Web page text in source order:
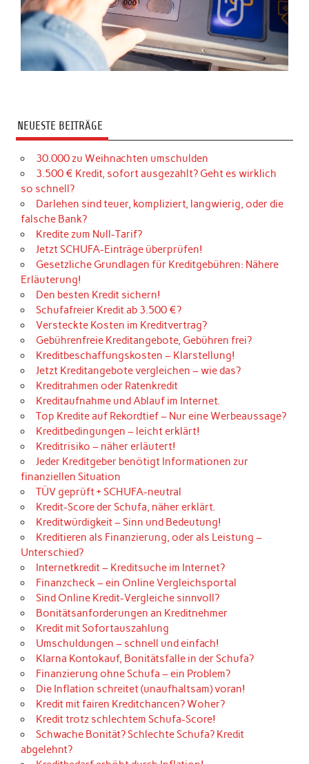
NEUESTE BEITRÄGE
30.000 zu Weihnachten umschulden
3.500 € Kredit, sofort ausgezahlt? Geht es wirklich
so schnell?
Darlehen sind teuer, kompliziert, langwierig, oder die
falsche Bank?
Kredite zum Null-Tarif?
Jetzt SCHUFA-Einträge überprüfen!
Gesetzliche Grundlagen für Kreditgebühren: Nähere
Erläuterung!
Den besten Kredit sichern!
Schufafreier Kredit ab 3.500 €?
Versteckte Kosten im Kreditvertrag?
Gebührenfreie Kreditangebote, Gebühren frei?
Kreditbeschaffungskosten – Klarstellung!
Jetzt Kreditangebote vergleichen – wie das?
Kreditrahmen oder Ratenkredit
Kreditaufnahme und Ablauf im Internet.
Top Kredite auf Rekordtief – Nur eine Werbeaussage?
Kreditbedingungen – leicht erklärt!
Kreditrisiko – näher erläutert!
Jeder Kreditgeber benötigt Informationen zur
finanziellen Situation
TÜV geprüft + SCHUFA-neutral
Kredit-Score der Schufa, näher erklärt.
Kreditwürdigkeit – Sinn und Bedeutung!
Kreditieren als Finanzierung, oder als Leistung –
Unterschied?
Internetkredit – Kreditsuche im Internet?
Finanzcheck – ein Online Vergleichsportal
Sind Online Kredit-Vergleiche sinnvoll?
Bonitätsanforderungen an Kreditnehmer
Kredit mit Sofortauszahlung
Umschuldungen – schnell und einfach!
Klarna Kontokauf, Bonitätsfalle in der Schufa?
Finanzierung ohne Schufa – ein Problem?
Die Inflation schreitet (unaufhaltsam) voran!
Kredit mit fairen Kreditchancen? Woher?
Kredit trotz schlechtem Schufa-Score!
Schwache Bonität? Schlechte Schufa? Kredit
abgelehnt?